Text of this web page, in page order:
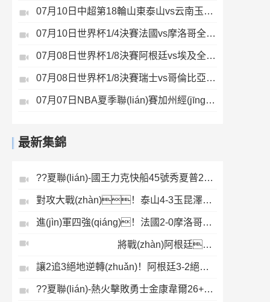
07月10日中超第18輪山東泰山vs云南玉昆全場錄像
07月10日世界杯1/4決賽法國vs摩洛哥全場錄像
07月08日世界杯1/8決賽阿根廷vs埃及全場錄像
07月08日世界杯1/8決賽瑞士vs哥倫比亞全場錄像
07月07日NBA夏季聯(lián)賽加州經(jīng)典賽熱火-勇士全場錄像
最新集錦
??夏聯(lián)-國王力克快船45號秀夏普21分阿卡夫19+7瓦格勒7中1
對攻大戰(zhàn)！泰山4-3玉昆澤卡2射2傳玉昆狂轟28腳王大雷屢次撲救
進(jìn)軍四強(qiáng)！法國2-0摩洛哥姆巴佩傳射建功+失點(diǎn)登貝萊貼地?cái)?/a>
將戰(zhàn)阿根廷！瑞士點(diǎn)球大戰(zhàn)4-3淘汰哥倫比亞D·桑切斯、庫喬失點(diǎn)
讓2追3絕地逆轉(zhuǎn)！阿根廷3-2絕殺埃及進(jìn)8強(qiáng)梅西傳射+失點(diǎn)恩佐絕殺
??夏聯(lián)-熱火擊敗勇士金康韋爾26+5瓊斯9中1奧爾布里奇21+6